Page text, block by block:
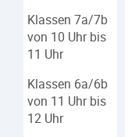
Klassen 7a/7b
von 10 Uhr bis
11 Uhr
Klassen 6a/6b
von 11 Uhr bis
12 Uhr